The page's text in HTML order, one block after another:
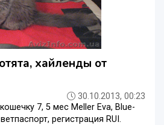
хайленды от
30.10.2013, 00:23
7, 5 мес Meller Eva, Blue-
регистрация RUI.